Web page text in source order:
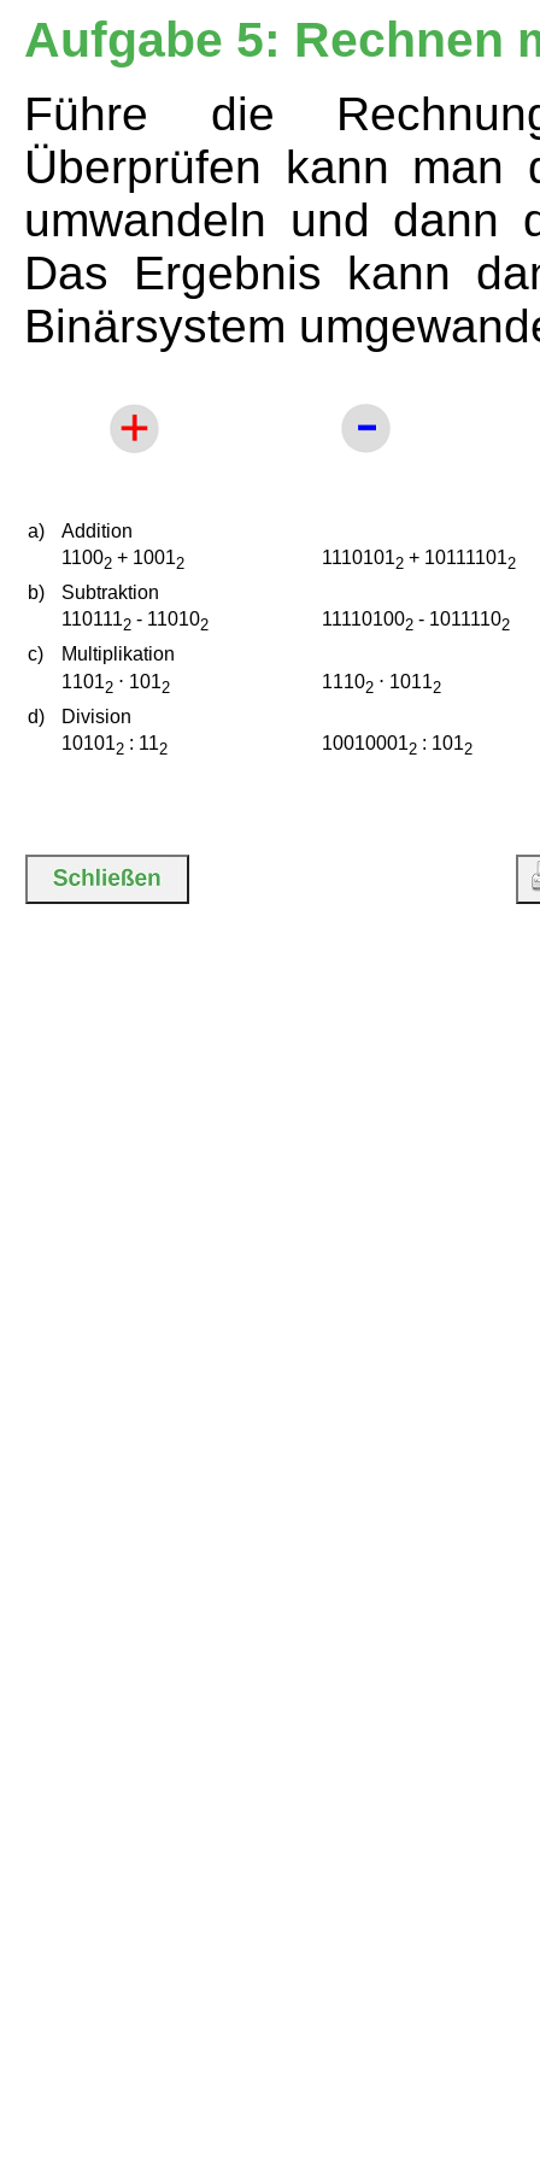
Aufgabe 5: Rechnen
Führe die
Überprüfen kann man
umwandeln und dann
Das Ergebnis kann
Binärsystem
a)
Addition
11002 + 10012 11101012 + 101111012
b)
Subtraktion
1101112 - 110102 111101002 - 10111102
c)
Multiplikation
11012 ⋅ 1012 11102 ⋅ 10112
d)
Division
101012 : 112 100100012 : 1012